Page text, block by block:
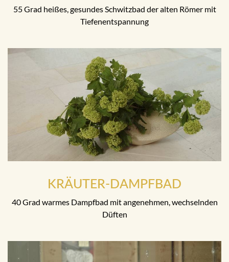
55 Grad heißes, gesundes Schwitzbad der alten Römer mit
Tiefenentspannung
KRÄUTER-DAMPFBAD
40 Grad warmes Dampfbad mit angenehmen, wechselnden
Düften